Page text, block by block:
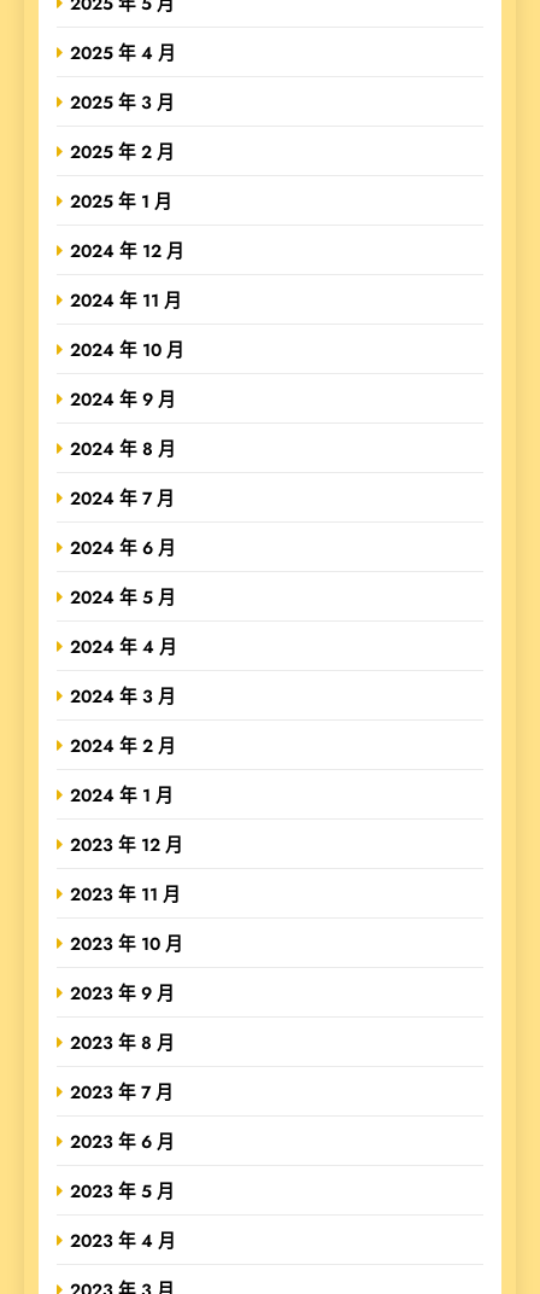
2025 年 4 月
2025 年 3 月
2025 年 2 月
2025 年 1 月
2024 年 12 月
2024 年 11 月
2024 年 10 月
2024 年 9 月
2024 年 8 月
2024 年 7 月
2024 年 6 月
2024 年 5 月
2024 年 4 月
2024 年 3 月
2024 年 2 月
2024 年 1 月
2023 年 12 月
2023 年 11 月
2023 年 10 月
2023 年 9 月
2023 年 8 月
2023 年 7 月
2023 年 6 月
2023 年 5 月
2023 年 4 月